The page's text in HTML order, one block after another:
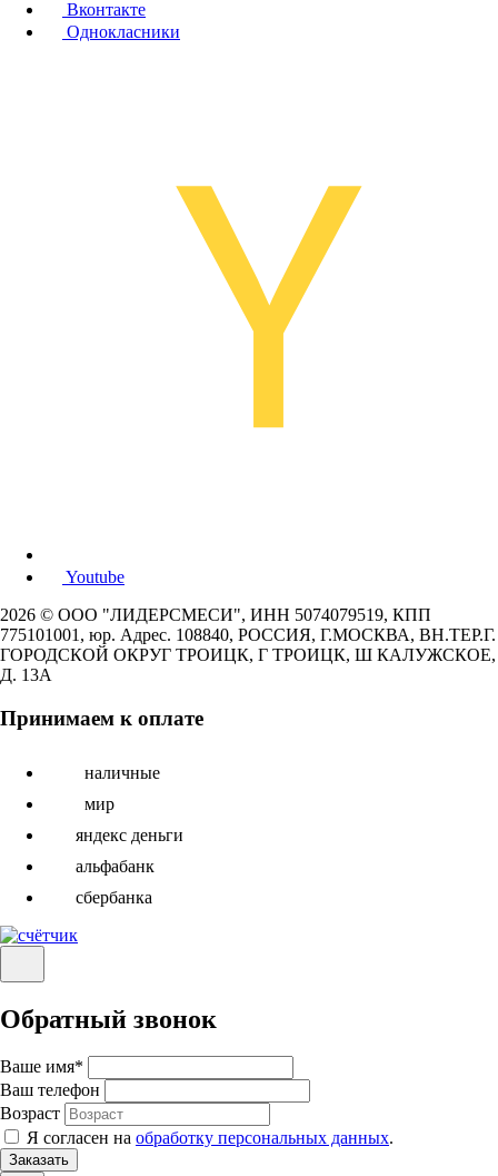
Вконтакте
Однокласники
Youtube
2026 © ООО "ЛИДЕРСМЕСИ", ИНН 5074079519, КПП
775101001, юр. Адрес. 108840, РОССИЯ, Г.МОСКВА, ВН.ТЕР.Г.
ГОРОДСКОЙ ОКРУГ ТРОИЦК, Г ТРОИЦК, Ш КАЛУЖСКОЕ,
Д. 13А
Принимаем к оплате
наличные
мир
яндекс деньги
альфабанк
сбербанка
Обратный звонок
Ваше имя*
Ваш телефон
Возраст
Я согласен на обработку персональных данных.